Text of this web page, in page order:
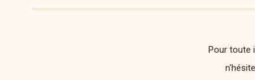
Pour toute